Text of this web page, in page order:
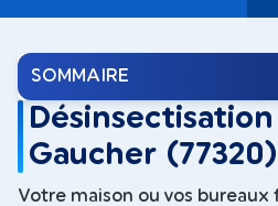
SOMMAIRE
Gaucher (77320)
Votre maison ou vos